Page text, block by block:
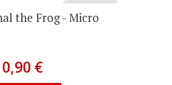
the Frog - Micro
€